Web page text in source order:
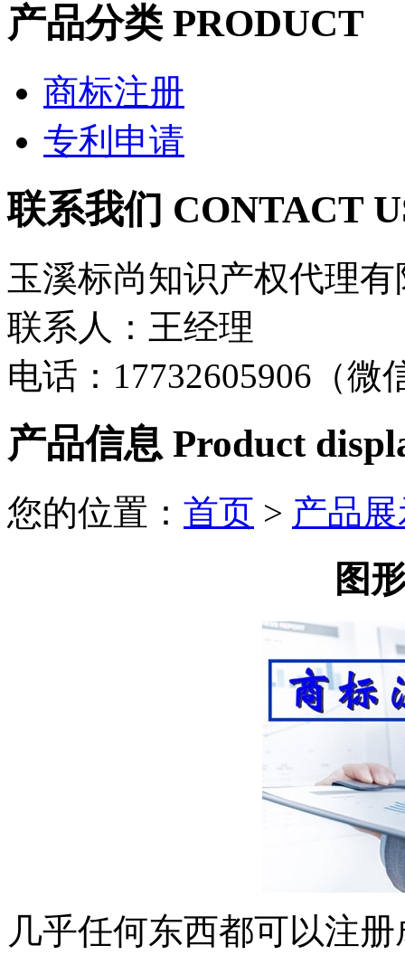
产品分类 PRODUCT
商标注册
专利申请
联系我们 CONTACT
玉溪标尚知识产权代理
联系人：王经理
电话：17732605906（微
产品信息 Product
您的位置： 首页 > 产品
图
几乎任何东西都可以注